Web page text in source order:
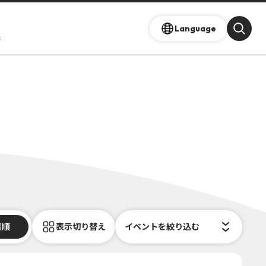
Language
順 表示切り替え イベントを絞り込む